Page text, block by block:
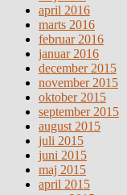
april 2016
marts 2016
februar 2016
januar 2016
december 2015
november 2015
oktober 2015
september 2015
august 2015
juli 2015
juni 2015
maj 2015
april 2015